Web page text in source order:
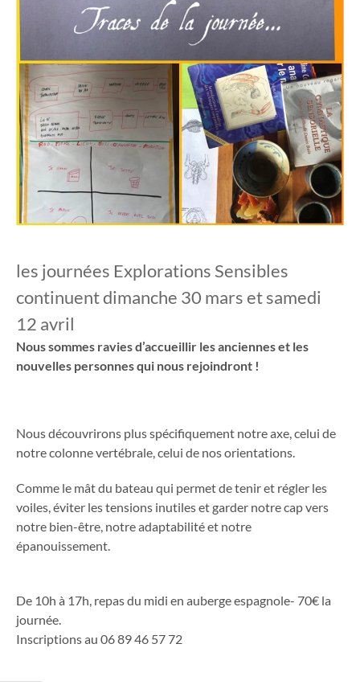
les journées Explorations Sensibles
continuent dimanche 30 mars et samedi
12 avril
Nous sommes ravies d’accueillir les anciennes et les
nouvelles personnes qui nous rejoindront !
Nous découvrirons plus spécifiquement notre axe, celui de
notre colonne vertébrale, celui de nos orientations.
Comme le mât du bateau qui permet de tenir et régler les
voiles, éviter les tensions inutiles et garder notre cap vers
notre bien-être, notre adaptabilité et notre
épanouissement.
De 10h à 17h, repas du midi en auberge espagnole- 70€ la
journée.
Inscriptions au 06 89 46 57 72